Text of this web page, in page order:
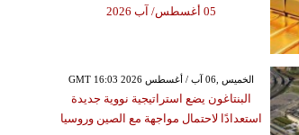
05 أغسطس/ آب 2026
GMT 16:03 2026 الخميس ,06 آب / أغسطس
البنتاغون يضع استراتيجية نووية جديدة
استعدادًا لاحتمال مواجهة مع الصين وروسيا